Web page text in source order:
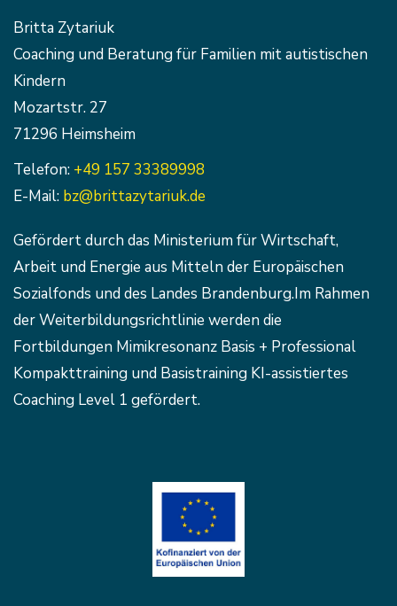
Britta Zytariuk
Coaching und Beratung für Familien mit autistischen
Kindern
Mozartstr. 27
71296 Heimsheim
Telefon: +49 157 33389998
E-Mail: bz@brittazytariuk.de
Gefördert durch das Ministerium für Wirtschaft,
Arbeit und Energie aus Mitteln der Europäischen
Sozialfonds und des Landes Brandenburg.Im Rahmen
der Weiterbildungsrichtlinie werden die
Fortbildungen Mimikresonanz Basis + Professional
Kompakttraining und Basistraining KI-assistiertes
Coaching Level 1 gefördert.